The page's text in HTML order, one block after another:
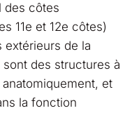
des côtes
11e et 12e côtes)
extérieurs de la
des structures à
et
la fonction